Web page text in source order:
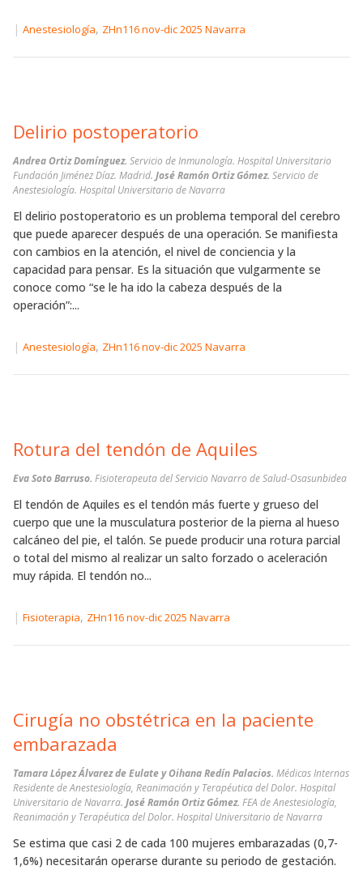
| Anestesiología, ZHn116 nov-dic 2025 Navarra
Delirio postoperatorio
Andrea Ortiz Domínguez. Servicio de Inmunología. Hospital Universitario
Fundación Jiménez Díaz. Madrid. José Ramón Ortiz Gómez. Servicio de
Anestesiología. Hospital Universitario de Navarra
El delirio postoperatorio es un problema temporal del cerebro
que puede aparecer después de una operación. Se manifiesta
con cambios en la atención, el nivel de conciencia y la
capacidad para pensar. Es la situación que vulgarmente se
conoce como “se le ha ido la cabeza después de la
operación”:...
| Anestesiología, ZHn116 nov-dic 2025 Navarra
Rotura del tendón de Aquiles
Eva Soto Barruso. Fisioterapeuta del Servicio Navarro de Salud-Osasunbidea
El tendón de Aquiles es el tendón más fuerte y grueso del
cuerpo que une la musculatura posterior de la pierna al hueso
calcáneo del pie, el talón. Se puede producir una rotura parcial
o total del mismo al realizar un salto forzado o aceleración
muy rápida. El tendón no...
| Fisioterapia, ZHn116 nov-dic 2025 Navarra
Cirugía no obstétrica en la paciente
embarazada
Tamara López Álvarez de Eulate y Oihana Redín Palacios. Médicas Internas
Residente de Anestesiología, Reanimación y Terapéutica del Dolor. Hospital
Universitario de Navarra. José Ramón Ortiz Gómez. FEA de Anestesiología,
Reanimación y Terapéutica del Dolor. Hospital Universitario de Navarra
Se estima que casi 2 de cada 100 mujeres embarazadas (0,7-
1,6%) necesitarán operarse durante su periodo de gestación.